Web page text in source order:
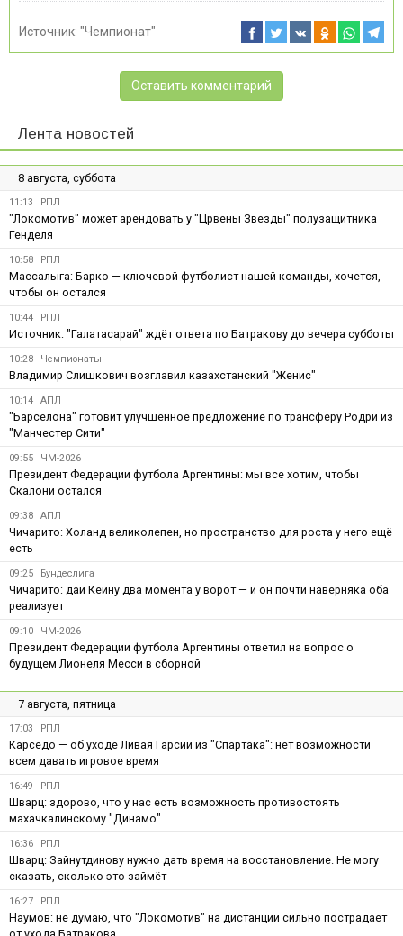
Источник: "Чемпионат"
Оставить комментарий
Лента новостей
8 августа, суббота
11:13 РПЛ
"Локомотив" может арендовать у "Црвены Звезды" полузащитника
Генделя
10:58 РПЛ
Массалыга: Барко — ключевой футболист нашей команды, хочется,
чтобы он остался
10:44 РПЛ
Источник: "Галатасарай" ждёт ответа по Батракову до вечера субботы
10:28 Чемпионаты
Владимир Слишкович возглавил казахстанский "Женис"
10:14 АПЛ
"Барселона" готовит улучшенное предложение по трансферу Родри из
"Манчестер Сити"
09:55 ЧМ-2026
Президент Федерации футбола Аргентины: мы все хотим, чтобы
Скалони остался
09:38 АПЛ
Чичарито: Холанд великолепен, но пространство для роста у него ещё
есть
09:25 Бундеслига
Чичарито: дай Кейну два момента у ворот — и он почти наверняка оба
реализует
09:10 ЧМ-2026
Президент Федерации футбола Аргентины ответил на вопрос о
будущем Лионеля Месси в сборной
7 августа, пятница
17:03 РПЛ
Карседо — об уходе Ливая Гарсии из "Спартака": нет возможности
всем давать игровое время
16:49 РПЛ
Шварц: здорово, что у нас есть возможность противостоять
махачкалинскому "Динамо"
16:36 РПЛ
Шварц: Зайнутдинову нужно дать время на восстановление. Не могу
сказать, сколько это займёт
16:27 РПЛ
Наумов: не думаю, что "Локомотив" на дистанции сильно пострадает